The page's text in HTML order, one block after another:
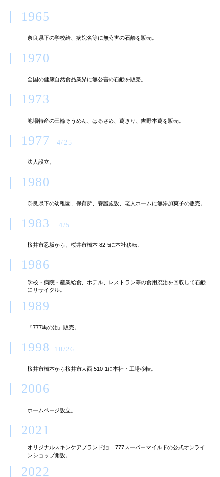
1965
奈良県下の学校給、病院名等に無公害の石鹸を販売。
1970
全国の健康自然食品業界に無公害の石鹸を販売。
1973
地場特産の三輪そうめん、はるさめ、葛きり、吉野本葛を販売。
1977 4/25
法人設立。
1980
奈良県下の幼稚園、保育所、養護施設、老人ホームに無添加菓子の販売。
1983 4/5
桜井市忍坂から、桜井市橋本 82-5に本社移転。
1986
学校・病院・産業給食、ホテル、レストラン等の食用廃油を回収して石鹸
にリサイクル。
1989
『777馬の油』販売。
1998 10/26
桜井市橋本から桜井市大西 510-1に本社・工場移転。
2006
ホームページ設立。
2021
オリジナルスキンケアブランド紬、 777スーパーマイルドの公式オンライ
ンショップ開設。
2022